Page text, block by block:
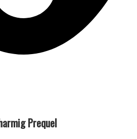
Prequel